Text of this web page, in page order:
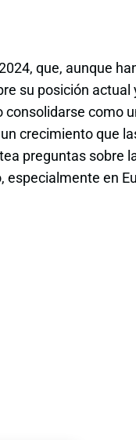
que, aunque
su posición actual
como
crecimiento que
preguntas sobre
en